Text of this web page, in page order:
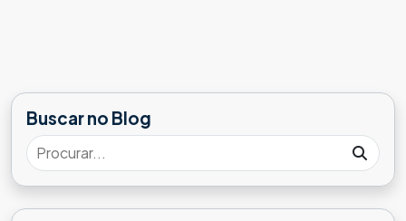
Buscar no Blog